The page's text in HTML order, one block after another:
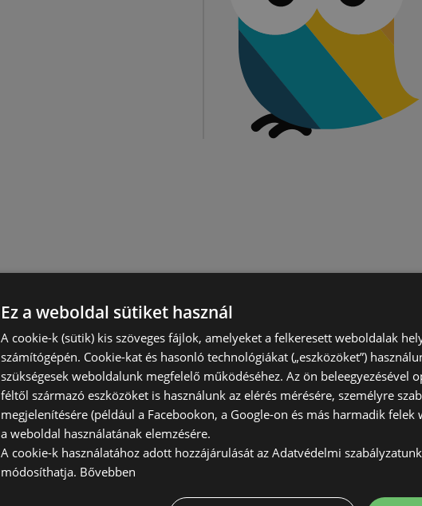
Ez a weboldal sütiket használ
A cookie-k (sütik) kis szöveges fájlok, amelyeket a felkeresett weboldalak
számítógépén. Cookie-kat és hasonló technológiákat („eszközöket”)
szükségesek weboldalunk megfelelő működéséhez. Az ön beleegyezésével
féltől származó eszközöket is használunk az elérés mérésére, személyre
megjelenítésére (például a Facebookon, a Google-on és más harmadik
a weboldal használatának elemzésére.
A cookie-k használatához adott hozzájárulását az Adatvédelmi
módosíthatja. Bővebben